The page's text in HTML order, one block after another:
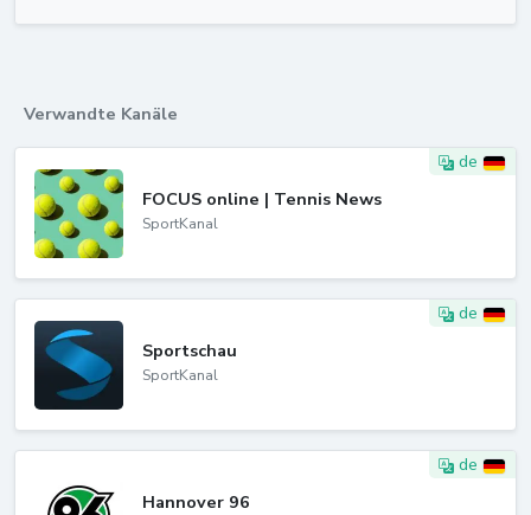
Verwandte Kanäle
de
FOCUS online | Tennis News
SportKanal
de
Sportschau
SportKanal
de
Hannover 96